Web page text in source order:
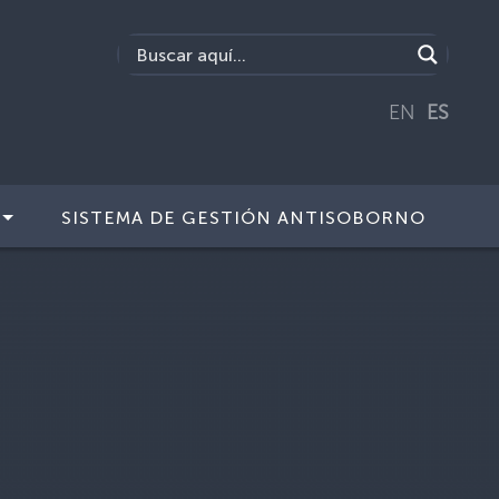
EN ES
SISTEMA DE GESTIÓN ANTISOBORNO